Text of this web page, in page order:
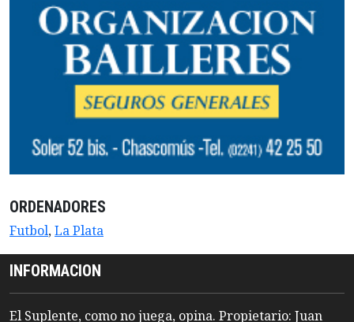
ORDENADORES
Futbol,La Plata
INFORMACION
El Suplente, como no juega, opina. Propietario: Juan